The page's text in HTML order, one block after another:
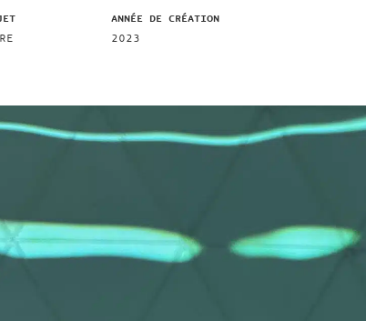
ANNÉE DE CRÉATION
2023